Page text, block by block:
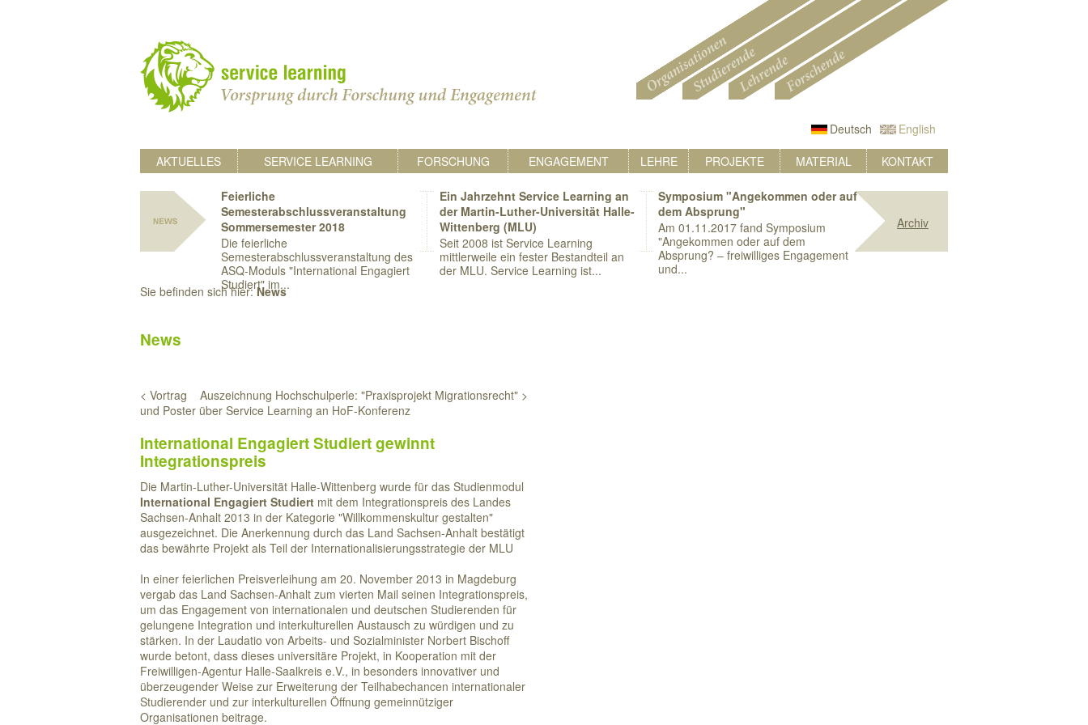
Deutsch
English
AKTUELLES
SERVICE LEARNING FORSCHUNG ENGAGEMENT LEHRE PROJEKTE MATERIAL KONTAKT
Feierliche
Semesterabschlussveranstaltung
Sommersemester 2018
Die feierliche
Semesterabschlussveranstaltung des
ASQ-Moduls "International Engagiert
Studiert" im...
Ein Jahrzehnt Service Learning an
der Martin-Luther-Universität Halle-
Wittenberg (MLU)
Seit 2008 ist Service Learning
mittlerweile ein fester Bestandteil an
der MLU. Service Learning ist...
Symposium "Angekommen oder auf
dem Absprung"
Am 01.11.2017 fand Symposium
"Angekommen oder auf dem
Absprung? – freiwilliges Engagement
und...
Archiv
Sie befinden sich hier:News
News
Auszeichnung Hochschulperle: "Praxisprojekt Migrationsrecht" >
< Vortrag
und Poster über Service Learning an HoF-Konferenz
International Engagiert Studiert gewinnt
Integrationspreis
Die Martin-Luther-Universität Halle-Wittenberg wurde für das Studienmodul
International Engagiert Studiert mit dem Integrationspreis des Landes
Sachsen-Anhalt 2013 in der Kategorie "Willkommenskultur gestalten"
ausgezeichnet. Die Anerkennung durch das Land Sachsen-Anhalt bestätigt
das bewährte Projekt als Teil der Internationalisierungsstrategie der MLU
In einer feierlichen Preisverleihung am 20. November 2013 in Magdeburg
vergab das Land Sachsen-Anhalt zum vierten Mail seinen Integrationspreis,
um das Engagement von internationalen und deutschen Studierenden für
gelungene Integration und interkulturellen Austausch zu würdigen und zu
stärken. In der Laudatio von Arbeits- und Sozialminister Norbert Bischoff
wurde betont, dass dieses universitäre Projekt, in Kooperation mit der
Freiwilligen-Agentur Halle-Saalkreis e.V., in besonders innovativer und
überzeugender Weise zur Erweiterung der Teilhabechancen internationaler
Studierender und zur interkulturellen Öffnung gemeinnütziger
Organisationen beitrage.